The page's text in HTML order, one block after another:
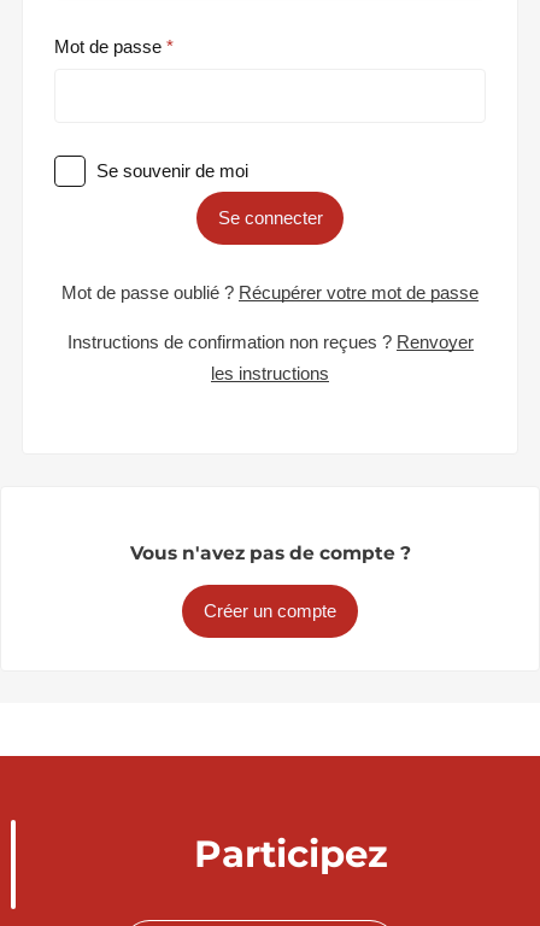
Mot de passe
Se souvenir de moi
Se connecter
Mot de passe oublié ? Récupérer votre mot de passe
Instructions de confirmation non reçues ? Renvoyer
les instructions
Vous n'avez pas de compte ?
Créer un compte
Participez